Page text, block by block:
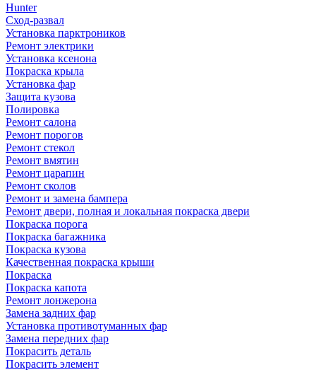
Hunter
Сход-развал
Установка парктроников
Ремонт электрики
Установка ксенона
Покраска крыла
Установка фар
Защита кузова
Полировка
Ремонт салона
Ремонт порогов
Ремонт стекол
Ремонт вмятин
Ремонт царапин
Ремонт сколов
Ремонт и замена бампера
Ремонт двери, полная и локальная покраска двери
Покраска порога
Покраска багажника
Покраска кузова
Качественная покраска крыши
Покраска
Покраска капота
Ремонт лонжерона
Замена задних фар
Установка противотуманных фар
Замена передних фар
Покрасить деталь
Покрасить элемент